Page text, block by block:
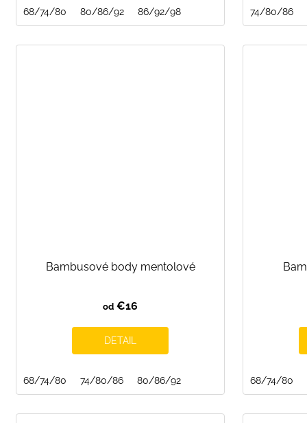
68/74/80 80/86/92 86/92/98 74/80/86
Bambusové body mentolové
od €16
DETAIL
68/74/80 74/80/86 80/86/92 68/74/80